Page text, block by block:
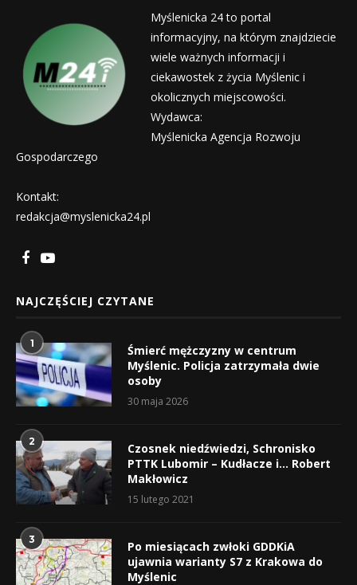
Myślenicka 24 to portal
informacyjny, na którym znajdziecie
wiele ważnych informacji i
ciekawostek z życia Myślenic i
okolicznych miejscowości.
Wydawca:
Myślenicka Agencja Rozwoju
Gospodarczego
Kontakt:
redakcja@myslenicka24.pl
NAJCZĘŚCIEJ CZYTANE
1
Śmierć mężczyzny w centrum
Myślenic. Policja zatrzymała dwie
osoby
30 maja 2026
2
Czosnek niedźwiedzi, Schronisko
PTTK Lubomir – Kudłacze i… Robert
Makłowicz
15 lutego 2021
3
Po miesiącach zwłoki GDDKiA
ujawnia warianty S7 z Krakowa do
Myślenic